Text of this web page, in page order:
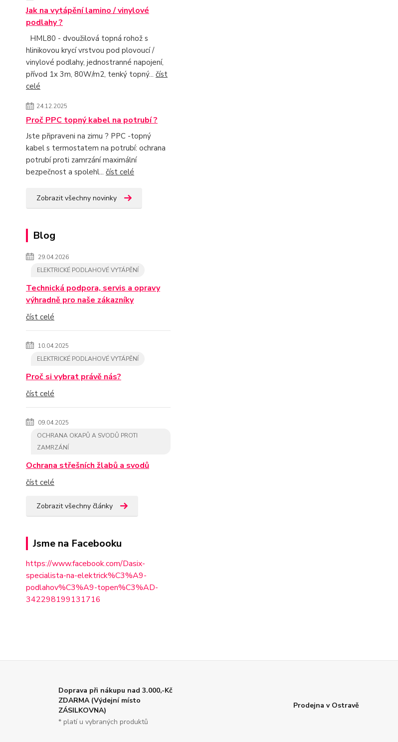
Jak na vytápění lamino / vinylové
podlahy ?
HML80 - dvoužilová topná rohož s
hlinikovou krycí vrstvou pod plovoucí /
vinylové podlahy, jednostranné napojení,
přívod 1x 3m, 80W/m2, tenký topný... číst
celé
24.12.2025
Proč PPC topný kabel na potrubí ?
Jste připraveni na zimu ? PPC -topný
kabel s termostatem na potrubí: ochrana
potrubí proti zamrzání maximální
bezpečnost a spolehl... číst celé
Zobrazit všechny novinky
Blog
29.04.2026
ELEKTRICKÉ PODLAHOVÉ VYTÁPĚNÍ
Technická podpora, servis a opravy
výhradně pro naše zákazníky
číst celé
10.04.2025
ELEKTRICKÉ PODLAHOVÉ VYTÁPĚNÍ
Proč si vybrat právě nás?
číst celé
09.04.2025
OCHRANA OKAPŮ A SVODŮ PROTI
ZAMRZÁNÍ
Ochrana střešních žlabů a svodů
číst celé
Zobrazit všechny články
Jsme na Facebooku
https://www.facebook.com/Dasix-
specialista-na-elektrick%C3%A9-
podlahov%C3%A9-topen%C3%AD-
342298199131716
Doprava při nákupu nad 3.000,-Kč
ZDARMA (Výdejní místo
ZÁSILKOVNA)
* platí u vybraných produktů
Prodejna v Ostravě